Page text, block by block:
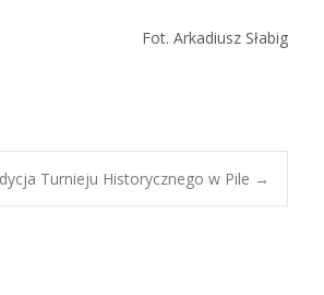
Fot. Arkadiusz Słabig
Turnieju Historycznego w Pile →